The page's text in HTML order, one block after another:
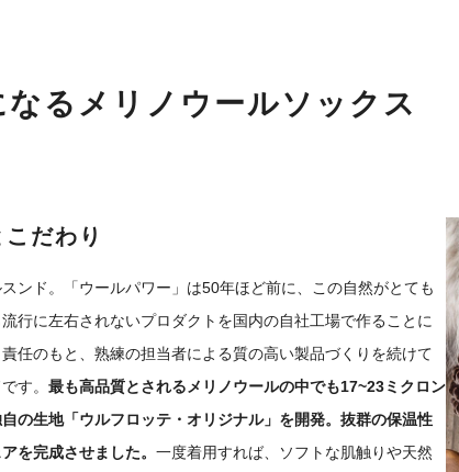
るメリノウールソックス
だわり
ンド。「ウールパワー」は50年ほど前に、この自然がとても
行に左右されないプロダクトを国内の自社工場で作ることに
任のもと、熟練の担当者による質の高い製品づくりを続けて
す。 最も高品質とされるメリノウールの中でも17~23ミクロン
の生地「ウルフロッテ・オリジナル」を開発。抜群の保温性
を完成させました。 一度着用すれば、ソフトな肌触りや天然